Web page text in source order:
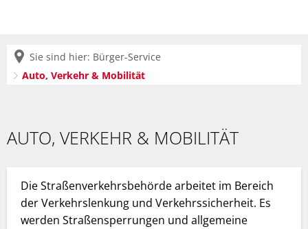
Sie sind hier: Bürger-Service
Auto, Verkehr & Mobilität
Verkehr
Mobilität
AUTO, VERKEHR & MOBILITÄT
Die Straßenverkehrsbehörde arbeitet im Bereich
der Verkehrslenkung und Verkehrssicherheit. Es
werden Straßensperrungen und allgemeine